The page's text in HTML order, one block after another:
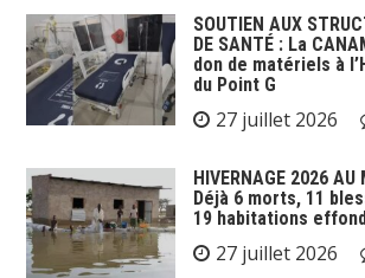
SOUTIEN AUX
DE SANTÉ : La
don de matériels à
du Point G
27 juillet 2026
HIVERNAGE 2026 AU
Déjà 6 morts, 11
19 habitations
27 juillet 2026